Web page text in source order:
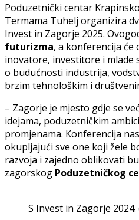
Poduzetnički centar
Termama Tuhelj organizira
Invest in Zagorje 2025.
futurizma, a konferencija
inovatore, investitore i mlade
o budućnosti industrija,
brzim tehnološkim i
– Zagorje je mjesto gdje se
idejama, poduzetničkim
promjenama. Konferencija
okupljajući sve one koji žele
razvoja i zajedno oblikovati
zagorskog Poduzetničkog
S Invest in Zagorje 2024.